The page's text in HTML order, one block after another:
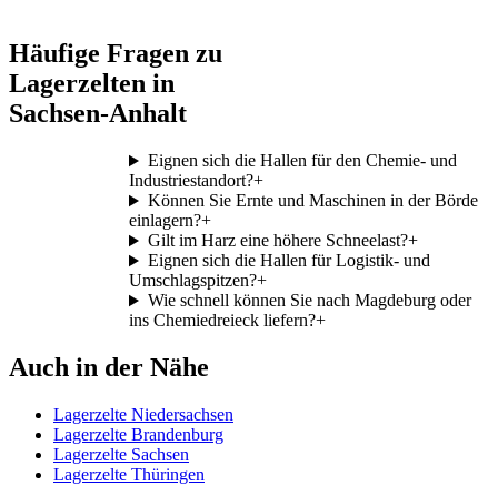
Häufige Fragen zu
Lagerzelten in
Sachsen-Anhalt
Eignen sich die Hallen für den Chemie- und
Industriestandort?+
Können Sie Ernte und Maschinen in der Börde
einlagern?+
Gilt im Harz eine höhere Schneelast?+
Eignen sich die Hallen für Logistik- und
Umschlagspitzen?+
Wie schnell können Sie nach Magdeburg oder
ins Chemiedreieck liefern?+
Auch in der Nähe
Lagerzelte Niedersachsen
Lagerzelte Brandenburg
Lagerzelte Sachsen
Lagerzelte Thüringen